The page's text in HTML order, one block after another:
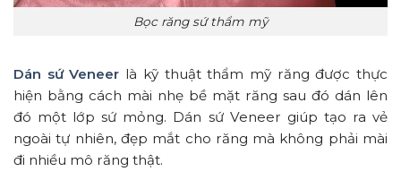
Bọc răng sứ thẩm mỹ
Dán sứ Veneer là kỹ thuật thẩm mỹ răng được thực
hiện bằng cách mài nhẹ bề mặt răng sau đó dán lên
đó một lớp sứ mỏng. Dán sứ Veneer giúp tạo ra vẻ
ngoài tự nhiên, đẹp mắt cho răng mà không phải mài
đi nhiều mô răng thật.